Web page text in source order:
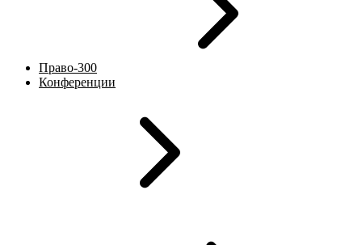
Право-300
Конференции